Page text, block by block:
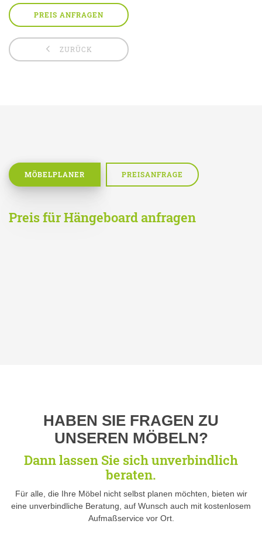
PREIS ANFRAGEN
ZURÜCK
MÖBELPLANER PREISANFRAGE
Preis für Hängeboard anfragen
HABEN SIE FRAGEN ZU
UNSEREN MÖBELN?
Dann lassen Sie sich unverbindlich
beraten.
Für alle, die Ihre Möbel nicht selbst planen möchten, bieten wir
eine unverbindliche Beratung, auf Wunsch auch mit kostenlosem
Aufmaßservice vor Ort.